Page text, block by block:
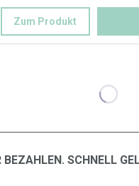
Zum Produkt
SCHNELL